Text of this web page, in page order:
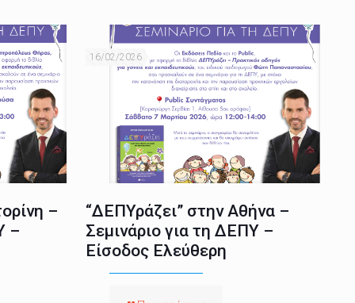
–
–
16/02/2026
“ΔΕΠΥράζει” στην Αθήνα –
Σεμινάριο για τη ΔΕΠΥ –
Είσοδος Ελεύθερη